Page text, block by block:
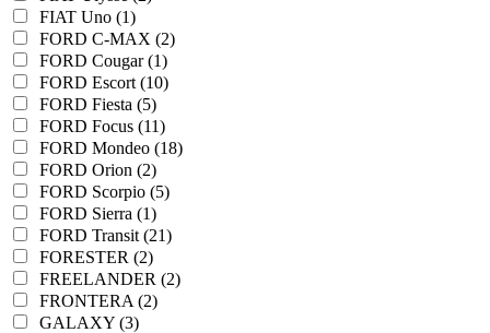
FIAT Uno (1)
FORD C-MAX (2)
FORD Cougar (1)
FORD Escort (10)
FORD Fiesta (5)
FORD Focus (11)
FORD Mondeo (18)
FORD Orion (2)
FORD Scorpio (5)
FORD Sierra (1)
FORD Transit (21)
FORESTER (2)
FREELANDER (2)
FRONTERA (2)
GALAXY (3)